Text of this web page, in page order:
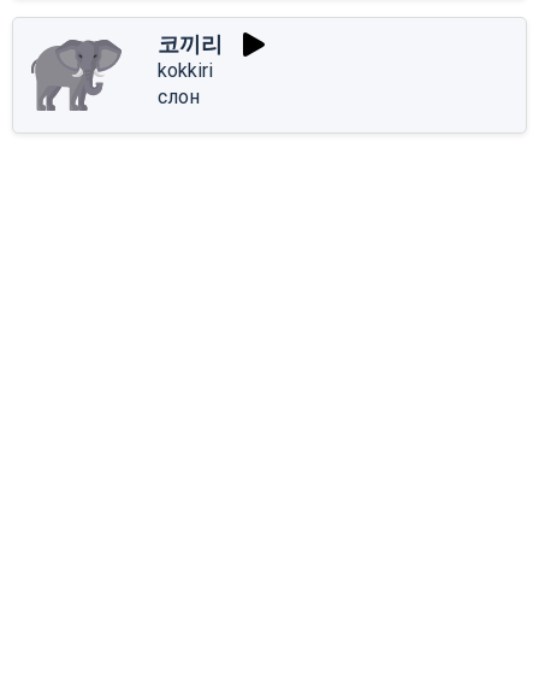
코끼리
kokkiri
слон